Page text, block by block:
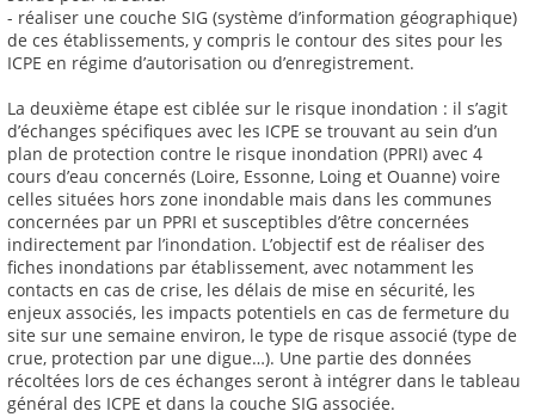
- réaliser une couche SIG (système d’information géographique)
de ces établissements, y compris le contour des sites pour les
ICPE en régime d’autorisation ou d’enregistrement.
La deuxième étape est ciblée sur le risque inondation : il s’agit
d’échanges spécifiques avec les ICPE se trouvant au sein d’un
plan de protection contre le risque inondation (PPRI) avec 4
cours d’eau concernés (Loire, Essonne, Loing et Ouanne) voire
celles situées hors zone inondable mais dans les communes
concernées par un PPRI et susceptibles d’être concernées
indirectement par l’inondation. L’objectif est de réaliser des
fiches inondations par établissement, avec notamment les
contacts en cas de crise, les délais de mise en sécurité, les
enjeux associés, les impacts potentiels en cas de fermeture du
site sur une semaine environ, le type de risque associé (type de
crue, protection par une digue…). Une partie des données
récoltées lors de ces échanges seront à intégrer dans le tableau
général des ICPE et dans la couche SIG associée.